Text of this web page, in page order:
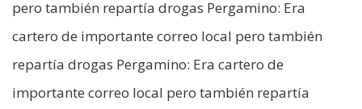
pero también repartía drogas Pergamino: Era
cartero de importante correo local pero también
repartía drogas Pergamino: Era cartero de
importante correo local pero también repartía